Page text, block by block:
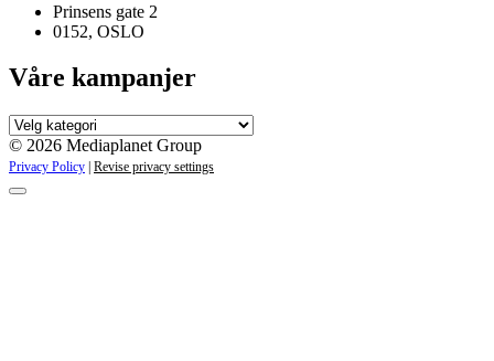
Prinsens gate 2
0152, OSLO
Våre kampanjer
Våre
kampanjer
© 2026 Mediaplanet Group
Privacy Policy Revise privacy settings